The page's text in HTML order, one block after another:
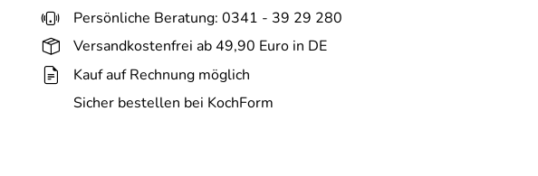
Persönliche Beratung: 0341 - 39 29 280
Versandkostenfrei ab 49,90 Euro in DE
Kauf auf Rechnung möglich
Sicher bestellen bei KochForm